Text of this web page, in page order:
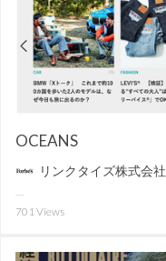
OCEANS
リンクタイズ株式会社
701 Views